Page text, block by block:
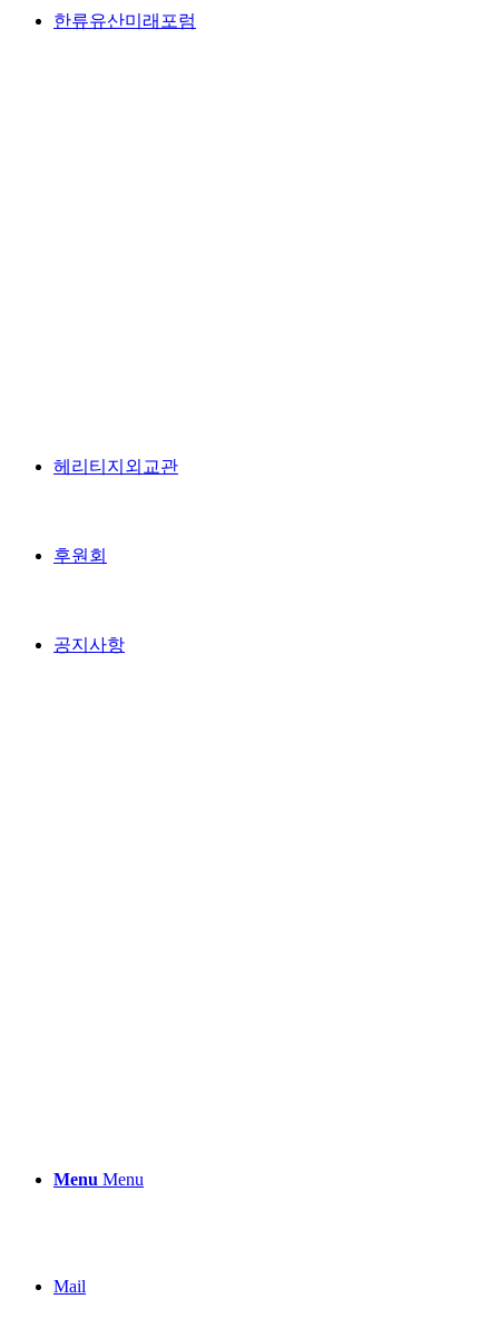
한류유산미래포럼
헤리티지외교관
후원회
공지사항
Menu Menu
Mail